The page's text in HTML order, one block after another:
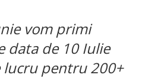
vom primi
data de 10 Iulie
lucru pentru 200+